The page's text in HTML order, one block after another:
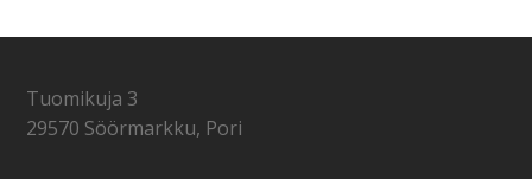
Tuomikuja 3
29570 Söörmarkku, Pori